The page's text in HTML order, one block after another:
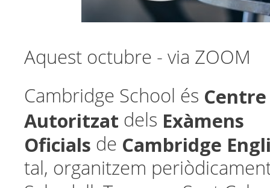
Aquest octubre - via ZOOM
Cambridge School és
Autoritzat dels Exàmens
Oficials de Cambridge
tal, organitzem